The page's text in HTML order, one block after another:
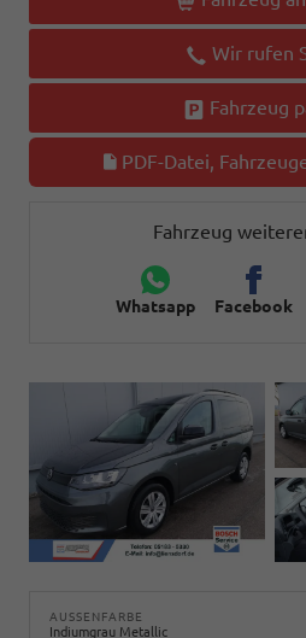
Wir rufen
Fahrzeug
PDF-Datei,
Fahrzeug
Whatsapp Facebook
AUSSENFARBE
Indiumgrau Metallic